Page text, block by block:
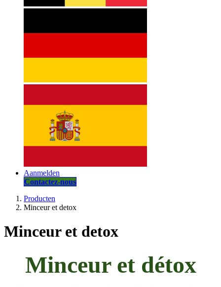
Aanmelden
Contactez-nous
Producten
Minceur et detox
Minceur et detox
Minceur et détox